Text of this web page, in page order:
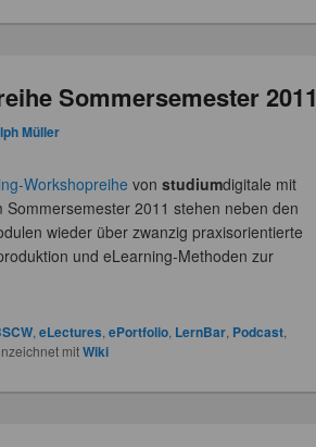
Sommersemester 2011
Müller
Workshopreihe vonstudiumdigitale mit
2011 stehen neben den
wieder über zwanzig praxisorientierte
und eLearning-Methoden zur
,eLectures ,ePortfolio LernBar Podcast
mitWiki